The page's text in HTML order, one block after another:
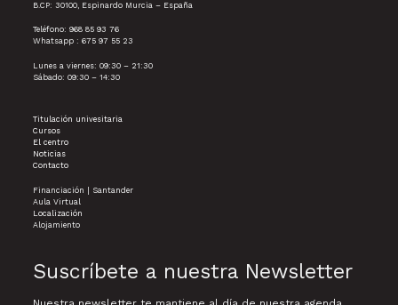
B.CP: 30100, Espinardo Murcia – España
Teléfono: 968 85 93 76
Whatsapp : 675 97 55 23
Lunes a viernes: 09:30 – 21:30
Sábado: 09:30 – 14:30
Titulación univesitaria
Cursos
El centro
Noticias
Contacto
Financiación | Santander
Aula Virtual
Localización
Alojamiento
Suscríbete a nuestra Newsletter